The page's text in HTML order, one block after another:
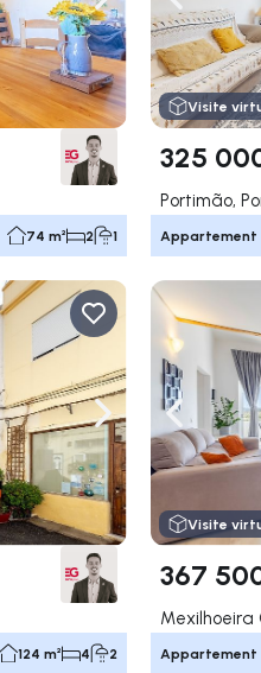
Naviguer vers la
74 m² 2 1
Naviguer
Visite
325
Portimão,
Appartement
Naviguer vers la
124 m² 4 2
Naviguer
Visite
367
Mexilhoeira
Appartement